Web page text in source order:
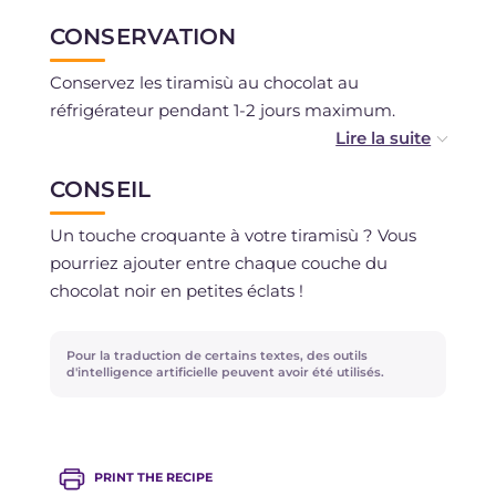
CONSERVATION
Conservez les tiramisù au chocolat au
réfrigérateur pendant 1-2 jours maximum.
mois.
CONSEIL
Un touche croquante à votre tiramisù ? Vous
pourriez ajouter entre chaque couche du
chocolat noir en petites éclats !
Pour la traduction de certains textes, des outils
d'intelligence artificielle peuvent avoir été utilisés.
PRINT THE RECIPE